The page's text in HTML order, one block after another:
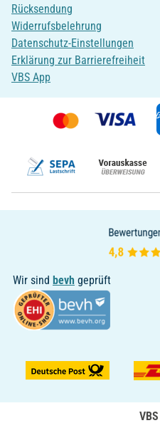
Rücksendung
Widerrufsbelehrung
Datenschutz-Einstellungen
Erklärung zur Barrierefreiheit
VBS App
Wir sind bevh geprüft